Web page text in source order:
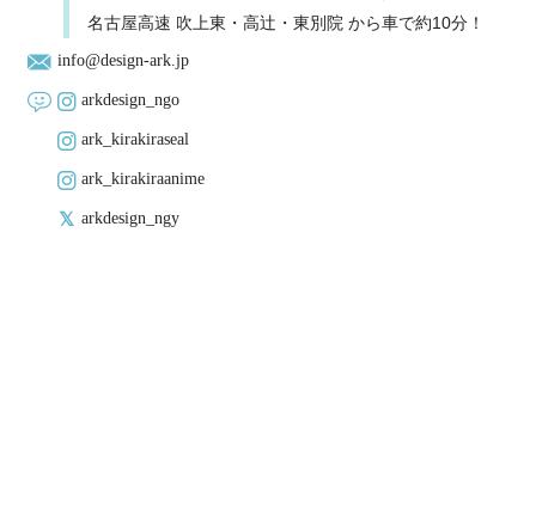
名古屋高速 吹上東・高辻・東別院 から車で約10分！
info@design-ark.jp
arkdesign_ngo
ark_kirakiraseal
ark_kirakiraanime
arkdesign_ngy